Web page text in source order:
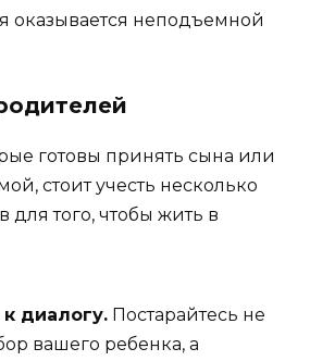
оказывается неподъемной
готовы принять сына или
стоит учесть несколько
для того, чтобы жить в
диалогу. Постарайтесь не
вашего ребенка, а